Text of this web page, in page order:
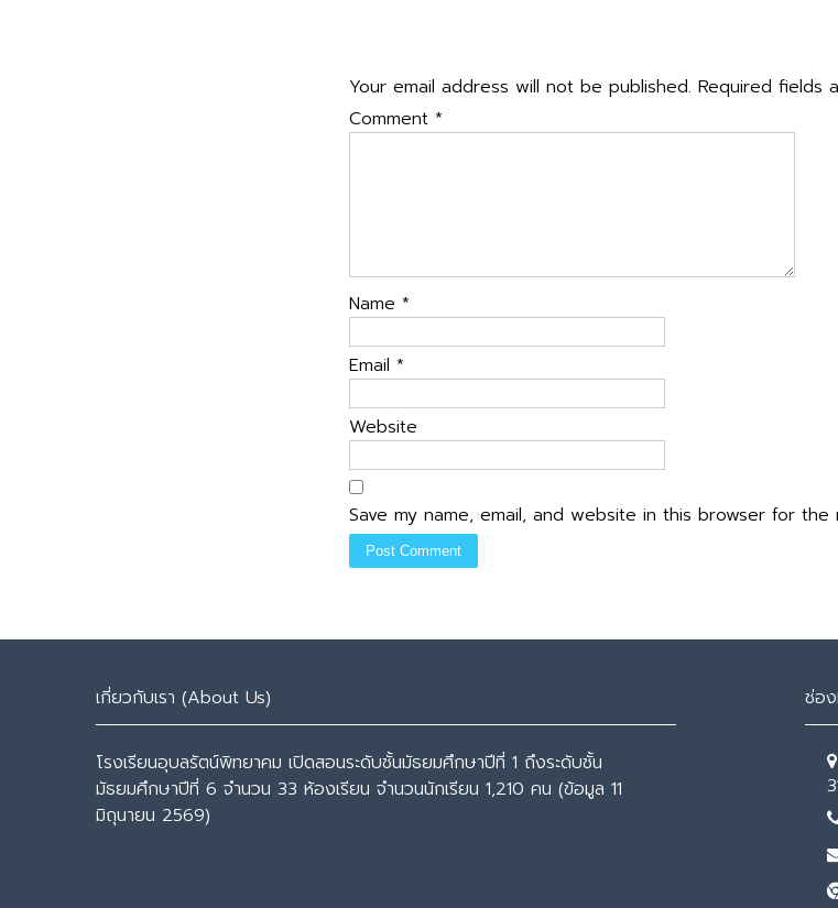
Your email address will not be published. Required fields
Comment *
Name *
Email *
Website
Save my name, email, and website in this browser for
เกี่ยวกับเรา (About Us)
โรงเรียนอุบลรัตน์พิทยาคม เปิดสอนระดับชั้นมัธยมศึกษาปีที่ 1 ถึงระดับชั้น
มัธยมศึกษาปีที่ 6 จำนวน 33 ห้องเรียน จำนวนนักเรียน 1,210 คน (ข้อมูล 11
มิถุนายน 2569)
ช่อ